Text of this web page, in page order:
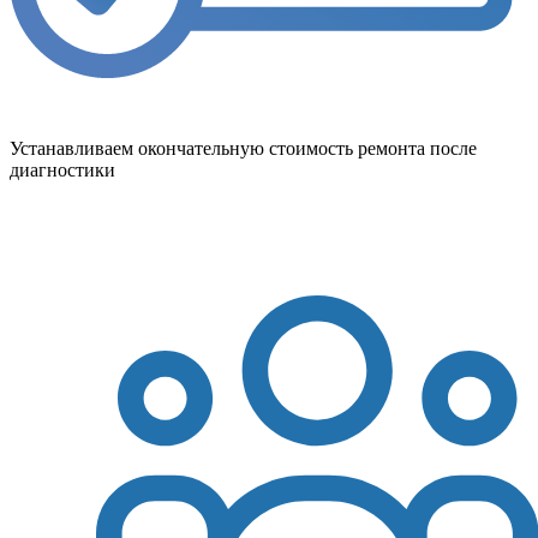
Устанавливаем окончательную стоимость ремонта после
диагностики